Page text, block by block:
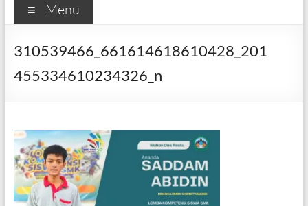
Menu
310539466_661614618610428_201
455334610234326_n